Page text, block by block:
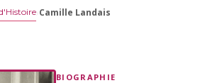
Camille Landais
BIOGRAPHIE